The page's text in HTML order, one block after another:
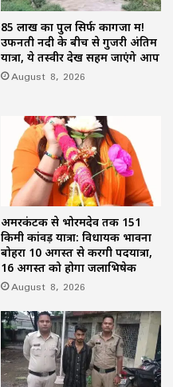
85 लाख का पुल सिर्फ कागजों में!
उफनती नदी के बीच से गुजरी अंतिम
यात्रा, ये तस्वीर देख सहम जाएंगे आप
August 8, 2026
अमरकंटक से भोरमदेव तक 151
किमी कांवड़ यात्रा: विधायक भावना
बोहरा 10 अगस्त से करेंगी पदयात्रा,
16 अगस्त को होगा जलाभिषेक
August 8, 2026